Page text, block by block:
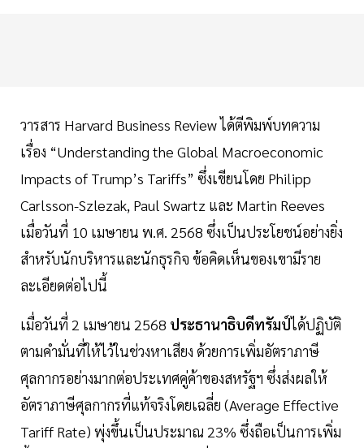
วารสาร Harvard Business Review ได้ตีพิมพ์บทความ
เรื่อง “Understanding the Global Macroeconomic
Impacts of Trump’s Tariffs” ซึ่งเขียนโดย Philipp
Carlsson-Szlezak, Paul Swartz และ Martin Reeves
เมื่อวันที่ 10 เมษายน พ.ศ. 2568 ซึ่งเป็นประโยชน์อย่างยิ่ง
สำหรับนักบริหารและนักธุรกิจ ข้อคิดเห็นของเขามีราย
ละเอียดต่อไปนี้
เมื่อวันที่ 2 เมษายน 2568 ประธานาธิบดีทรัมป์ได้ปฏิบัติ
ตามคำมั่นที่ให้ไว้ในช่วงหาเสียง ด้วยการเพิ่มอัตราภาษี
ศุลกากรอย่างมากต่อประเทศคู่ค้าของสหรัฐฯ ซึ่งส่งผลให้
อัตราภาษีศุลกากรที่แท้จริงโดยเฉลี่ย (Average Effective
Tariff Rate) พุ่งขึ้นเป็นประมาณ 23% ซึ่งถือเป็นการเพิ่ม